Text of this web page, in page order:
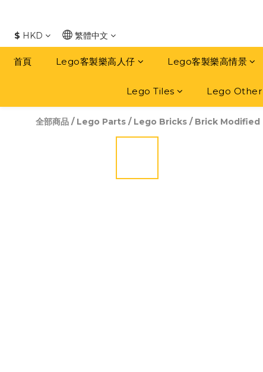
$ HKD 繁體中文
首頁 Lego客製樂高人仔 Lego客製樂高情景
Lego Tiles Lego
全部商品 / Lego Parts / Lego Bricks / Brick Modified